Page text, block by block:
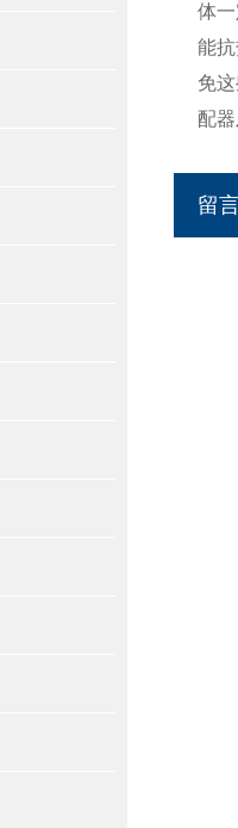
体
能
免
配
留